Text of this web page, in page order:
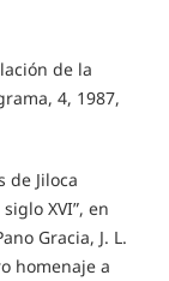
de la
4, 1987,
de Jiloca
XVI”, en
Gracia, J. L.
homenaje a